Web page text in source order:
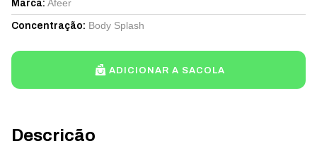
Descrição
Marca: Afeer
Concentração: Body Splash
ADICIONAR A SACOLA